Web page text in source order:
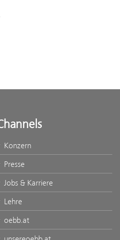
Konzern
Presse
Jobs & Karriere
Lehre
oebb.at